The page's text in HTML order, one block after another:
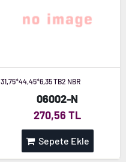
31,75*44,45*6,35 TB2 NBR
06002-N
270,56 TL
Sepete Ekle